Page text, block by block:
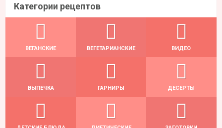
Категории рецептов
ВЕГАНСКИЕ ВЕГЕТАРИАНСКИЕ ВИДЕО
ВЫПЕЧКА ГАРНИРЫ ДЕСЕРТЫ